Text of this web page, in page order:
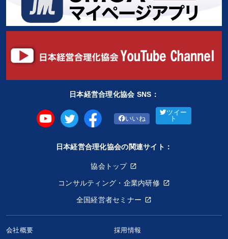
日本経営合理化協会 SNS：
いいね
ツイー
ト
日本経営合理化協会の関連サイト：
協会トップ
コンサルティング・企業内研修
全国経営者セミナー
会社概要 採用情報